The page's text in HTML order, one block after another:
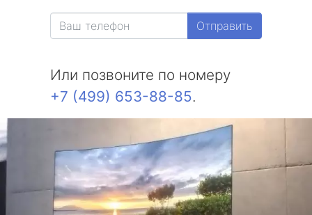
Отправить
Или позвоните по номеру
+7 (499) 653-88-85.